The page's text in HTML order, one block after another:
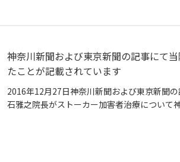
神奈川新聞および東京新聞の記事にて
たことが記載されています
2016年12月27日神奈川新聞および東京新聞
石雅之院長がストーカー加害者治療について